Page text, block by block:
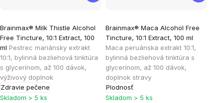
Brainmax® Milk Thistle Alcohol
Free Tincture, 10:1 Extract, 100
ml Pestrec mariánsky extrakt
10:1, bylinná bezliehová tinktúra
s glycerínom, až 100 dávok,
výživový doplnok
Zdravie pečene
Skladom > 5 ks
Brainmax® Maca Alcohol Free
Tincture, 10:1 Extract, 100 ml
Maca peruánska extrakt 10:1,
bylinná bezliehová tinktúra s
glycerínom, až 100 dávok,
doplnok stravy
Plodnosť
Skladom > 5 ks